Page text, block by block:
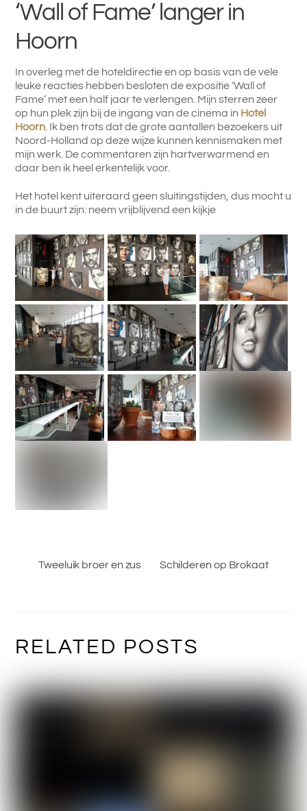
‘Wall of Fame’ langer in
Hoorn
In overleg met de hoteldirectie en op basis van de vele
leuke reacties hebben besloten de expositie ‘Wall of
Fame’ met een half jaar te verlengen. Mijn sterren zeer
op hun plek zijn bij de ingang van de cinema in Hotel
Hoorn . Ik ben trots dat de grote aantallen bezoekers uit
Noord-Holland op deze wijze kunnen kennismaken met
mijn werk. De commentaren zijn hartverwarmend en
daar ben ik heel erkentelijk voor.
Het hotel kent uiteraard geen sluitingstijden, dus mocht u
in de buurt zijn: neem vrijblijvend een kijkje
Tweeluik broer en zus Schilderen op Brokaat
RELATED POSTS